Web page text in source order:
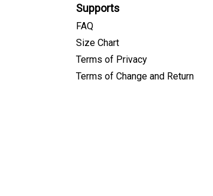
Supports
FAQ
Size Chart
Terms of Privacy
Terms of Change and Return